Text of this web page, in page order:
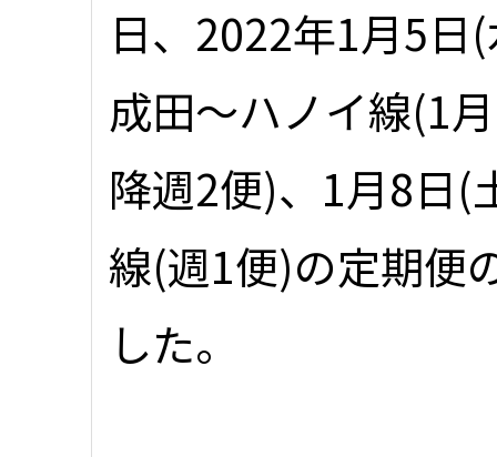
日、2022年1月5日
成田～ハノイ線(1
降週2便)、1月8日(
線(週1便)の定期便
した。